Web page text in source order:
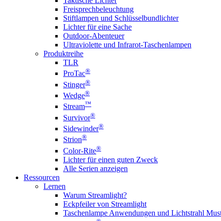
Freisprechbeleuchtung
Stiftlampen und Schlüsselbundlichter
Lichter für eine Sache
Outdoor-Abenteuer
Ultraviolette und Infrarot-Taschenlampen
Produktreihe
TLR
ProTac®
Stinger®
Wedge®
Stream™
Survivor®
Sidewinder®
Strion®
Color-Rite®
Lichter für einen guten Zweck
Alle Serien anzeigen
Ressourcen
Lernen
Warum Streamlight?
Eckpfeiler von Streamlight
Taschenlampe Anwendungen und Lichtstrahl